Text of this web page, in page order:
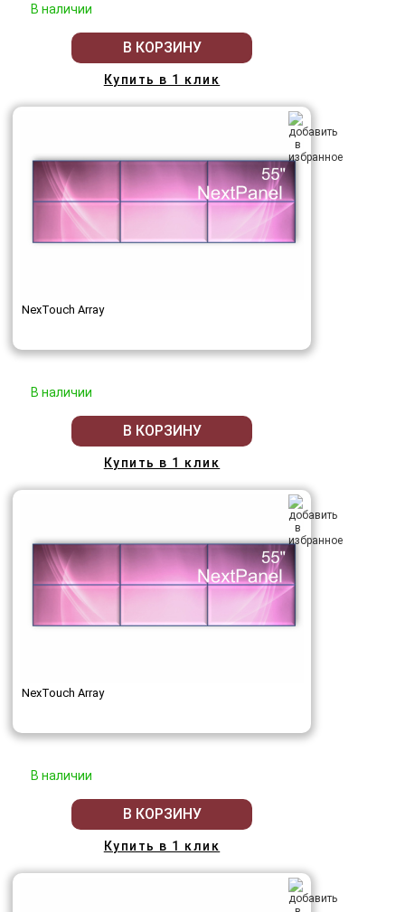
В наличии
В КОРЗИНУ
Купить в 1 клик
NexTouch Array
В наличии
В КОРЗИНУ
Купить в 1 клик
NexTouch Array
В наличии
В КОРЗИНУ
Купить в 1 клик